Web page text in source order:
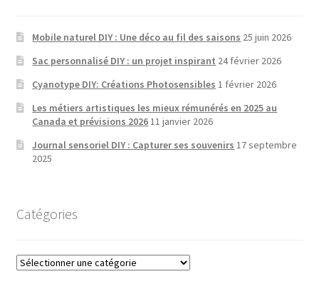
Mobile naturel DIY : Une déco au fil des saisons 25 juin 2026
Sac personnalisé DIY : un projet inspirant 24 février 2026
Cyanotype DIY: Créations Photosensibles 1 février 2026
Les métiers artistiques les mieux rémunérés en 2025 au
Canada et prévisions 202611 janvier 2026
Journal sensoriel DIY : Capturer ses souvenirs 17 septembre
2025
Catégories
Catégories